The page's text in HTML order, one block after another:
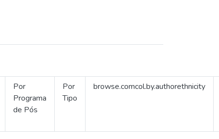
Por
Programa
de Pós
Por
Tipo
browse.comcol.by.authorethnicity